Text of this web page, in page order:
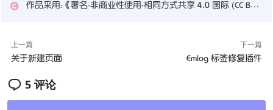
作品采用： 《署名-非商业性使用-相同方式共享 4.0 国际 (CC BY-NC-SA 4.0)
上一篇
关于新建页面
下一篇
Emlog 标签修复插件
5 评论